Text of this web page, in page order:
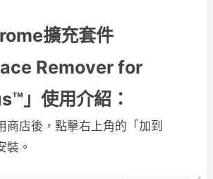
擴充套件
Remover for
」使用介紹：
商店後，點擊右上角的「加到
裝。